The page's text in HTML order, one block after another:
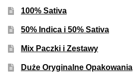
100% Sativa
50% Indica i 50% Sativa
Mix Paczki i Zestawy
Duże Oryginalne Opakowania